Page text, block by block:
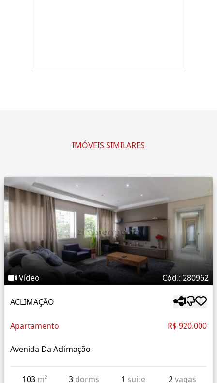
IMÓVEIS SIMILARES
Vídeo Cód.: 280962
ACLIMAÇÃO
Apartamento R$ 920.000
Avenida Da Aclimação
103 m² 3 dorms 1 suíte 2vagas